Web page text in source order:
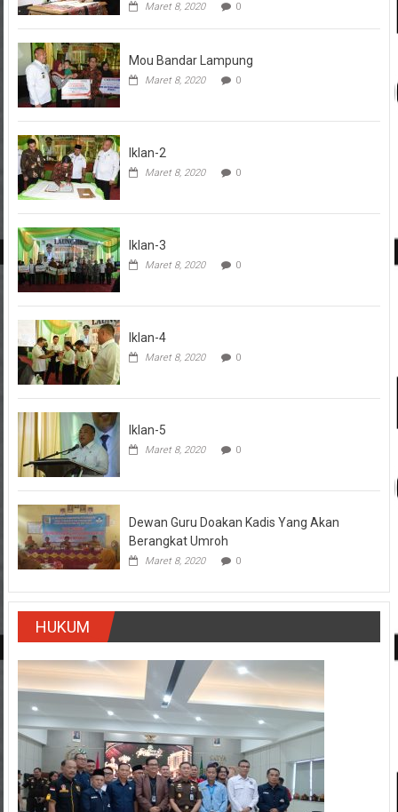
Maret 8, 2020 0
Mou Bandar Lampung
Maret 8, 2020 0
Iklan-2
Maret 8, 2020 0
Iklan-3
Maret 8, 2020 0
Iklan-4
Maret 8, 2020 0
Iklan-5
Maret 8, 2020 0
Dewan Guru Doakan Kadis Yang Akan
Berangkat Umroh
Maret 8, 2020 0
HUKUM